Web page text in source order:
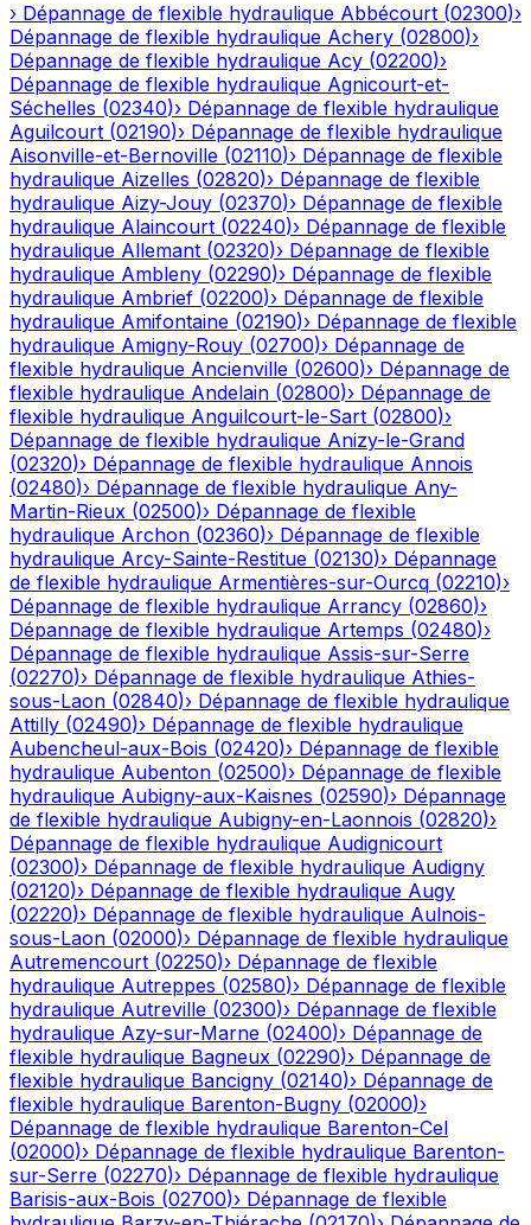
› Dépannage de flexible hydraulique Abbécourt (02300)›
Dépannage de flexible hydraulique Achery (02800)›
Dépannage de flexible hydraulique Acy (02200)›
Dépannage de flexible hydraulique Agnicourt-et-
Séchelles (02340)› Dépannage de flexible hydraulique
Aguilcourt (02190)› Dépannage de flexible hydraulique
Aisonville-et-Bernoville (02110)› Dépannage de flexible
hydraulique Aizelles (02820)› Dépannage de flexible
hydraulique Aizy-Jouy (02370)› Dépannage de flexible
hydraulique Alaincourt (02240)› Dépannage de flexible
hydraulique Allemant (02320)› Dépannage de flexible
hydraulique Ambleny (02290)› Dépannage de flexible
hydraulique Ambrief (02200)› Dépannage de flexible
hydraulique Amifontaine (02190)› Dépannage de flexible
hydraulique Amigny-Rouy (02700)› Dépannage de
flexible hydraulique Ancienville (02600)› Dépannage de
flexible hydraulique Andelain (02800)› Dépannage de
flexible hydraulique Anguilcourt-le-Sart (02800)›
Dépannage de flexible hydraulique Anizy-le-Grand
(02320)› Dépannage de flexible hydraulique Annois
(02480)› Dépannage de flexible hydraulique Any-
Martin-Rieux (02500)› Dépannage de flexible
hydraulique Archon (02360)› Dépannage de flexible
hydraulique Arcy-Sainte-Restitue (02130)› Dépannage
de flexible hydraulique Armentières-sur-Ourcq (02210)›
Dépannage de flexible hydraulique Arrancy (02860)›
Dépannage de flexible hydraulique Artemps (02480)›
Dépannage de flexible hydraulique Assis-sur-Serre
(02270)› Dépannage de flexible hydraulique Athies-
sous-Laon (02840)› Dépannage de flexible hydraulique
Attilly (02490)› Dépannage de flexible hydraulique
Aubencheul-aux-Bois (02420)› Dépannage de flexible
hydraulique Aubenton (02500)› Dépannage de flexible
hydraulique Aubigny-aux-Kaisnes (02590)› Dépannage
de flexible hydraulique Aubigny-en-Laonnois (02820)›
Dépannage de flexible hydraulique Audignicourt
(02300)› Dépannage de flexible hydraulique Audigny
(02120)› Dépannage de flexible hydraulique Augy
(02220)› Dépannage de flexible hydraulique Aulnois-
sous-Laon (02000)› Dépannage de flexible hydraulique
Autremencourt (02250)› Dépannage de flexible
hydraulique Autreppes (02580)› Dépannage de flexible
hydraulique Autreville (02300)› Dépannage de flexible
hydraulique Azy-sur-Marne (02400)› Dépannage de
flexible hydraulique Bagneux (02290)› Dépannage de
flexible hydraulique Bancigny (02140)› Dépannage de
flexible hydraulique Barenton-Bugny (02000)›
Dépannage de flexible hydraulique Barenton-Cel
(02000)› Dépannage de flexible hydraulique Barenton-
sur-Serre (02270)› Dépannage de flexible hydraulique
Barisis-aux-Bois (02700)› Dépannage de flexible